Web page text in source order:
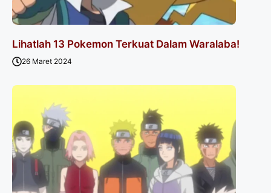
Lihatlah 13 Pokemon Terkuat Dalam Waralaba!
26 Maret 2024